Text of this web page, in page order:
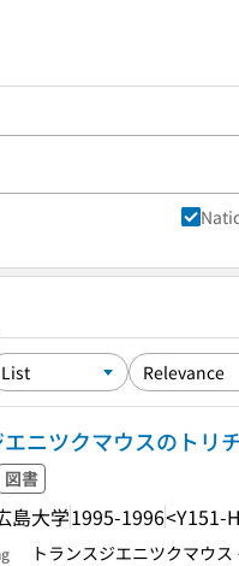
エニツクマウスのトリ
図書
島大学1995-1996<Y151-
トランスジエニツクマウ